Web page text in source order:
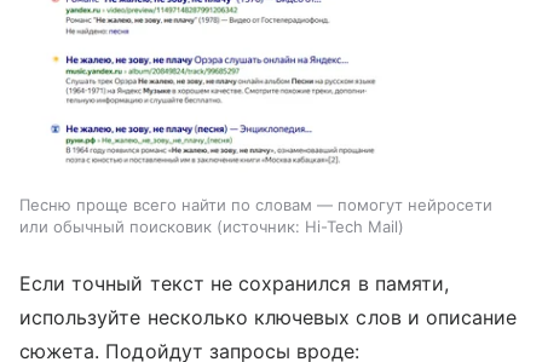
Песню проще всего найти по словам — помогут нейросети
или обычный поисковик
источник: Hi-Tech Mail
Если точный текст не сохранился в памяти,
используйте несколько ключевых слов и описание
сюжета. Подойдут запросы вроде: